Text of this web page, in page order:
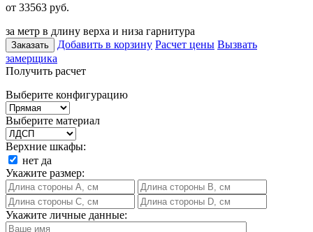
от 33563 руб.
за метр в длину верха и низа гарнитура
Заказать Добавить в корзину Расчет цены Вызвать
замерщика
Получить расчет
Выберите конфигурацию
Выберите материал
Верхние шкафы:
нет да
Укажите размер:
Укажите личные данные: